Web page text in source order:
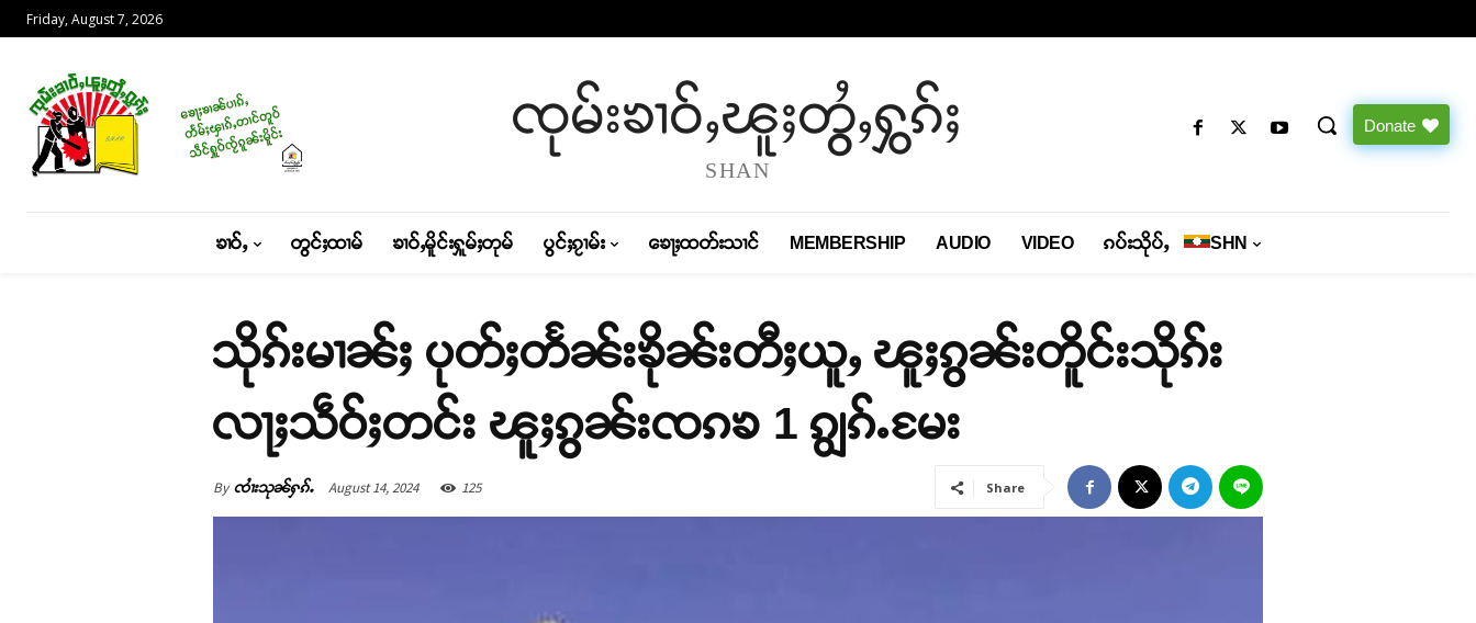
Friday, August 7, 2026
ၸုမ်းၶၢဝ်ႇၽူႈတွႆႇႁွၵ်ႈ
SHAN
Donate
ၶၢဝ်ႇ တွင်ႈထၢမ် ၶၢဝ်ႇမိူင်းႁူမ်ႈတုမ် ပွင်ႈၵႂၢမ်း ၶေႃႈထတ်းသၢင် MEMBERSHIP AUDIO VIDEO ၵပ်းသိုပ်ႇ SHN
သိုၵ်းမၢၼ်ႈ ပုတ်ႈတႅၼ်းၶိုၼ်းတီႈယူႇ ၽူႈၵွၼ်းတိူင်းသိုၵ်း
လႃႈသဵဝ်ႈတင်း ၽူႈၵွၼ်းၸၵၶ 1 ၵျွၵ်ႉမႄး
By ၸၢႆးသုၼ်ႁၵ်ႉ August 14, 2024 125 Share